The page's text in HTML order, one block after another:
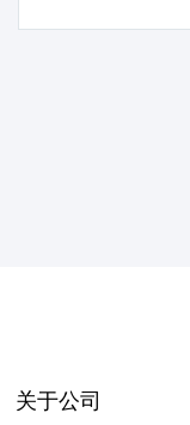
关于公司